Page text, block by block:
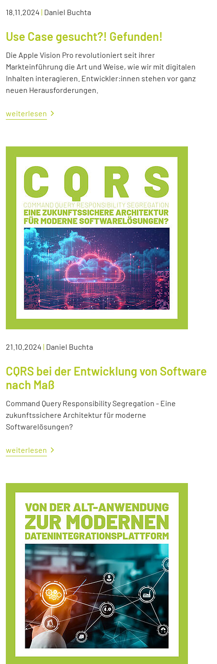
18.11.2024 | Daniel Buchta
Use Case gesucht?! Gefunden!
Die Apple Vision Pro revolutioniert seit ihrer
Markteinführung die Art und Weise, wie wir mit digitalen
Inhalten interagieren. Entwickler:innen stehen vor ganz
neuen Herausforderungen.
weiterlesen
21.10.2024 | Daniel Buchta
CQRS bei der Entwicklung von Software
nach Maß
Command Query Responsibility Segregation - Eine
zukunftssichere Architektur für moderne
Softwarelösungen?
weiterlesen